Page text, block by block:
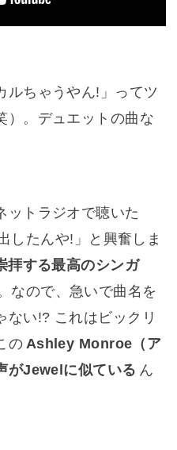
ルちゃうやん!」ってツ
）。デュエットの曲な
ットラジオで聴いた
したんや!」と興奮しま
拝する最高のシンガ
なので、急いで曲名を
ない!? これはビックリ
の Ashley Monroe（ア
がJewelに似ている ん